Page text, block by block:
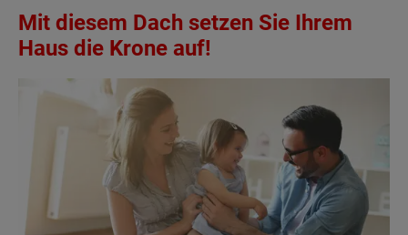
Mit diesem Dach setzen Sie Ihrem
Haus die Krone auf!